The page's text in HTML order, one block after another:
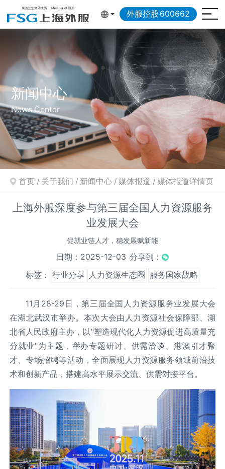
外服控股 600662
新闻中心
News Center
首页 / 关于我们 / 新闻中心 / 媒体报道 / 媒体报道详情页
上海外服深度参与第三届全国人力资源服务
业发展大会
促就业链人才，稳发展赋新能
日期：2025-12-03 分享到：
标签：
行业分享 人力资源生态圈 服务国家战略
11月28-29日，第三届全国人力资源服务业发展大会
在湖北武汉市举办。本次大会由人力资源社会保障部、湖
北省人民政府主办，以"塑造现代化人力资源促进高质量充
分就业"为主题，举办专题研讨、供需洽谈、港澳引才聚
才、专场招聘等活动，全面展现人力资源服务领域前沿技
术和创新产品，搭建高水平展示交流、供需对接平台。